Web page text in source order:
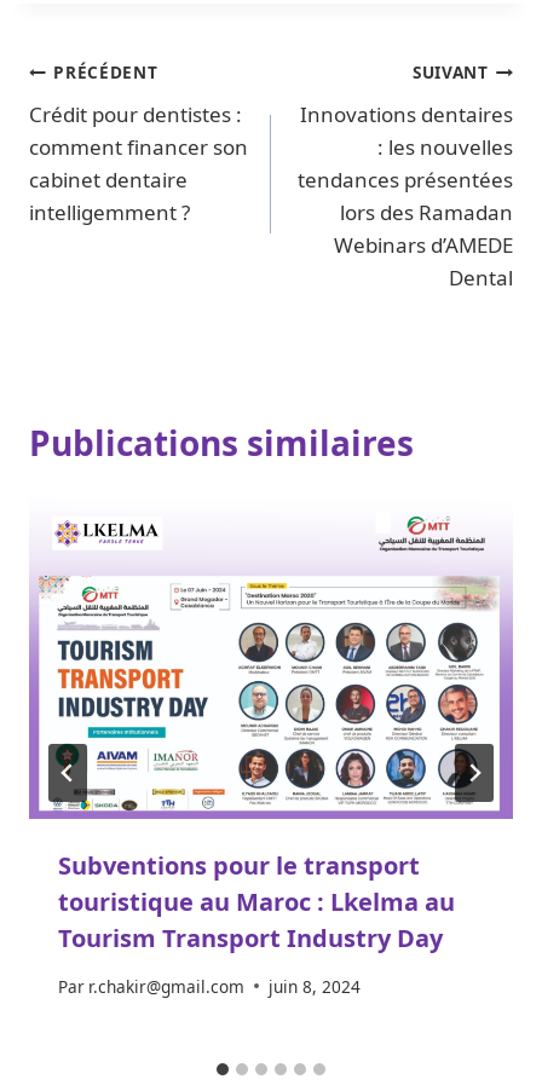
PRÉCÉDENT
Crédit pour dentistes :
comment financer son
cabinet dentaire
intelligemment ?
SUIVANT
Innovations dentaires
: les nouvelles
tendances présentées
lors des Ramadan
Webinars d’AMEDE
Dental
Publications similaires
Subventions pour le transport
touristique au Maroc : Lkelma au
Tourism Transport Industry Day
Par r.chakir@gmail.com juin 8, 2024